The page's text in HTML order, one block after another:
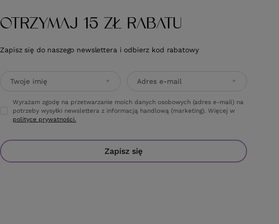
OTRZYMAJ 15 ZŁ RABATU
Zapisz się do naszego newslettera i odbierz kod rabatowy
Twoje imię Adres e-mail
Wyrażam zgodę na przetwarzanie moich danych osobowych (adres e-mail) na
potrzeby wysyłki newslettera z informacją handlową (marketing). Więcej w
polityce prywatności.
Zapisz się